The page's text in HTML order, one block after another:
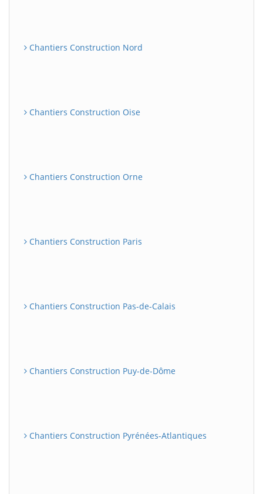
Chantiers Construction Nord
Chantiers Construction Oise
Chantiers Construction Orne
Chantiers Construction Paris
Chantiers Construction Pas-de-Calais
Chantiers Construction Puy-de-Dôme
Chantiers Construction Pyrénées-Atlantiques